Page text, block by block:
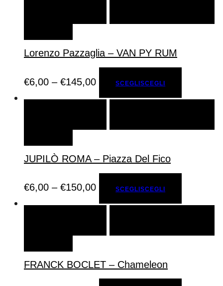
Lorenzo Pazzaglia – VAN PY RUM
€6,00 – €145,00 SCEGLISCEGLI
JUPILÒ ROMA – Piazza Del Fico
€6,00 – €150,00 SCEGLISCEGLI
FRANCK BOCLET – Chameleon